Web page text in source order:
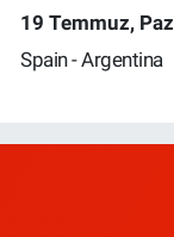
19 Temmuz,
Spain - Argentina